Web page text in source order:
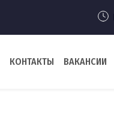
КОНТАКТЫ ВАКАНСИИ